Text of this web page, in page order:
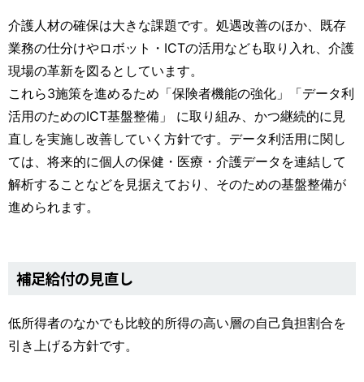
介護人材の確保は大きな課題です。処遇改善のほか、既存
業務の仕分けやロボット・ICTの活用なども取り入れ、介護
現場の革新を図るとしています。
これら3施策を進めるため「保険者機能の強化」「データ利
活用のためのICT基盤整備」 に取り組み、かつ継続的に見
直しを実施し改善していく方針です。データ利活用に関し
ては、将来的に個人の保健・医療・介護データを連結して
解析することなどを見据えており、そのための基盤整備が
進められます。
補足給付の見直し
低所得者のなかでも比較的所得の高い層の自己負担割合を
引き上げる方針です。